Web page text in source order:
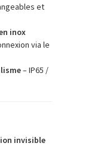
et
inox
via le
– IP65 /
invisible